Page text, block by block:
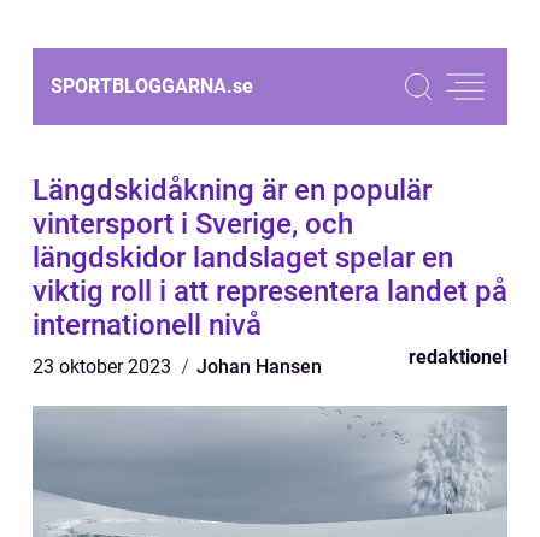
SPORTBLOGGARNA.se
Längdskidåkning är en populär
vintersport i Sverige, och
längdskidor landslaget spelar en
viktig roll i att representera landet på
internationell nivå
23 oktober 2023 Johan Hansen redaktionel